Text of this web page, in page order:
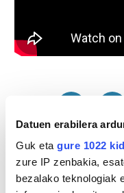
Datuen erabilera
Guk eta gure 1022
zure IP zenbakia,
bezalako teknologiak